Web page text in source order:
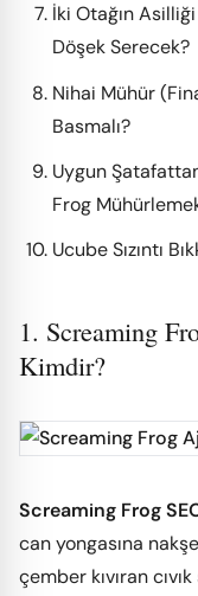
İki Otağın
Döşek Serecek?
Nihai Mühür
Basmalı?
Uygun
Frog
Ucube Sızıntı
1. Screaming
Kimdir?
Screaming Frog
can yongasına
çember kıvıran